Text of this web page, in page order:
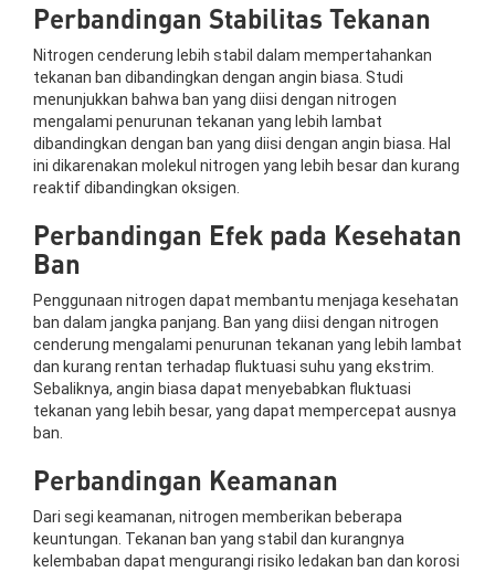
Perbandingan Stabilitas Tekanan
Nitrogen cenderung lebih stabil dalam mempertahankan
tekanan ban dibandingkan dengan angin biasa. Studi
menunjukkan bahwa ban yang diisi dengan nitrogen
mengalami penurunan tekanan yang lebih lambat
dibandingkan dengan ban yang diisi dengan angin biasa. Hal
ini dikarenakan molekul nitrogen yang lebih besar dan kurang
reaktif dibandingkan oksigen.
Perbandingan Efek pada Kesehatan
Ban
Penggunaan nitrogen dapat membantu menjaga kesehatan
ban dalam jangka panjang. Ban yang diisi dengan nitrogen
cenderung mengalami penurunan tekanan yang lebih lambat
dan kurang rentan terhadap fluktuasi suhu yang ekstrim.
Sebaliknya, angin biasa dapat menyebabkan fluktuasi
tekanan yang lebih besar, yang dapat mempercepat ausnya
ban.
Perbandingan Keamanan
Dari segi keamanan, nitrogen memberikan beberapa
keuntungan. Tekanan ban yang stabil dan kurangnya
kelembaban dapat mengurangi risiko ledakan ban dan korosi